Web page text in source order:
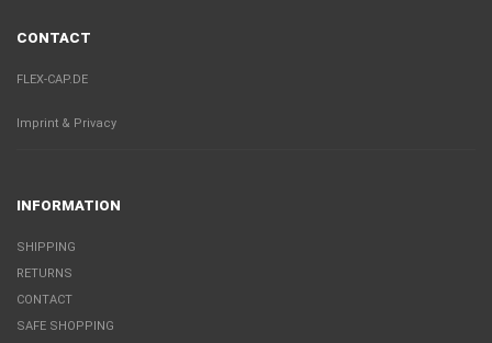
CONTACT
FLEX-CAP.DE
Imprint & Privacy
INFORMATION
SHIPPING
RETURNS
CONTACT
SAFE SHOPPING